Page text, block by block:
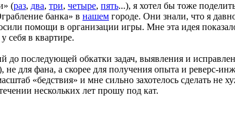
(раз, два, три, четыре, пять...), я хотел бы тоже
банка» в нашем городе. Они знали, что я
помощи в организации игры. Мне эта идея
себя в квартире.
последующей обкатки задач, выявления и
для фана, а скорее для получения опыта и реверс-
«бедствия» и мне сильно захотелось сделать не
нескольких лет прошу под кат.